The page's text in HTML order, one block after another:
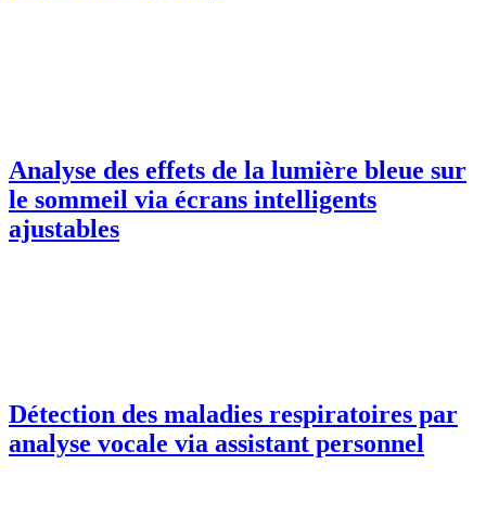
Analyse des effets de la lumière bleue sur
le sommeil via écrans intelligents
ajustables
Détection des maladies respiratoires par
analyse vocale via assistant personnel